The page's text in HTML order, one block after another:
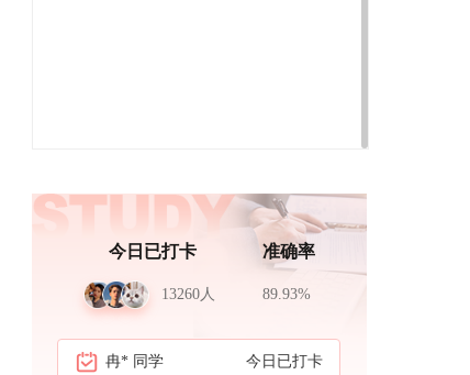
今日已打卡
13260人
准确率
89.93%
冉* 同学 今日已打卡